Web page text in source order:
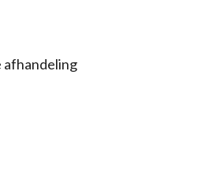
afhandeling